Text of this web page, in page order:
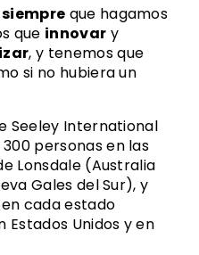
siempre que hagamos
que innovar y
, y tenemos que
si no hubiera un
Seeley International
personas en las
Lonsdale (Australia
Gales del Sur), y
cada estado
Unidos y en